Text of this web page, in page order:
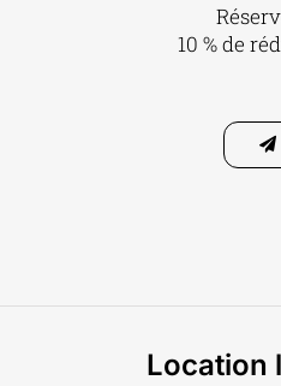
10 % de
Location